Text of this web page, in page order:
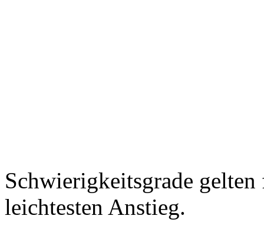
Schwierigkeitsgrade
leichtesten Anstieg.